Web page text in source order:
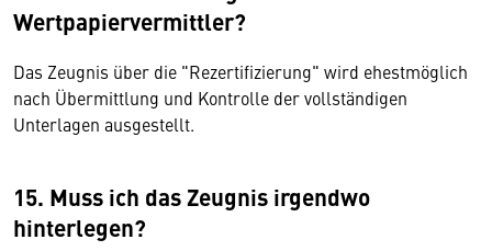
Wertpapiervermittler?
Das Zeugnis über die "Rezertifizierung" wird ehestmöglich
nach Übermittlung und Kontrolle der vollständigen
Unterlagen ausgestellt.
15. Muss ich das Zeugnis irgendwo
hinterlegen?